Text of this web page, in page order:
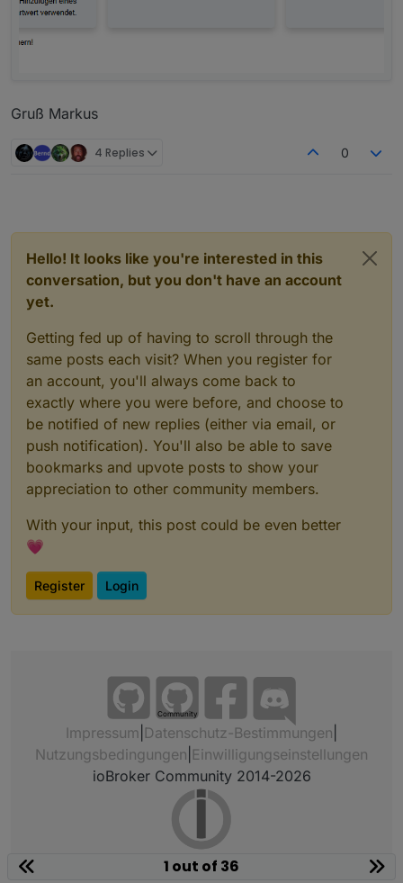
Gruß Markus
4 Replies 0
Hello! It looks like you're interested in this
conversation, but you don't have an account
yet.
Getting fed up of having to scroll through the
same posts each visit? When you register for
an account, you'll always come back to
exactly where you were before, and choose to
be notified of new replies (either via email, or
push notification). You'll also be able to save
bookmarks and upvote posts to show your
appreciation to other community members.
With your input, this post could be even better
💗
Register Login
Community
Impressum Datenschutz-Bestimmungen
Nutzungsbedingungen Einwilligungseinstellungen
ioBroker Community 2014-2026
1 out of 36